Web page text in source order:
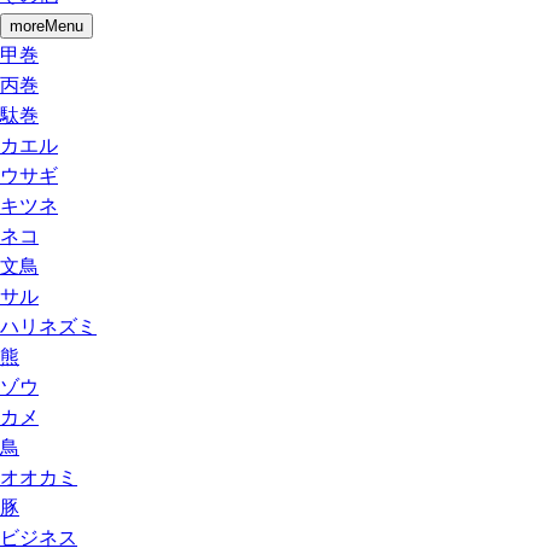
moreMenu
甲巻
丙巻
駄巻
カエル
ウサギ
キツネ
ネコ
文鳥
サル
ハリネズミ
熊
ゾウ
カメ
鳥
オオカミ
豚
ビジネス